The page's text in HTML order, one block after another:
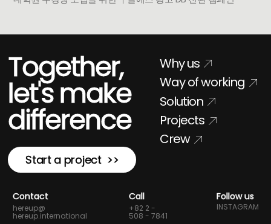
Together,
let's make
difference
Start a project >>
Why us
Way of working
Solution
Projects
Crew
Contact
hereup@
hereup.international
Call
+82 2 -
508 - 7841
Follow us
INSTAGRAM